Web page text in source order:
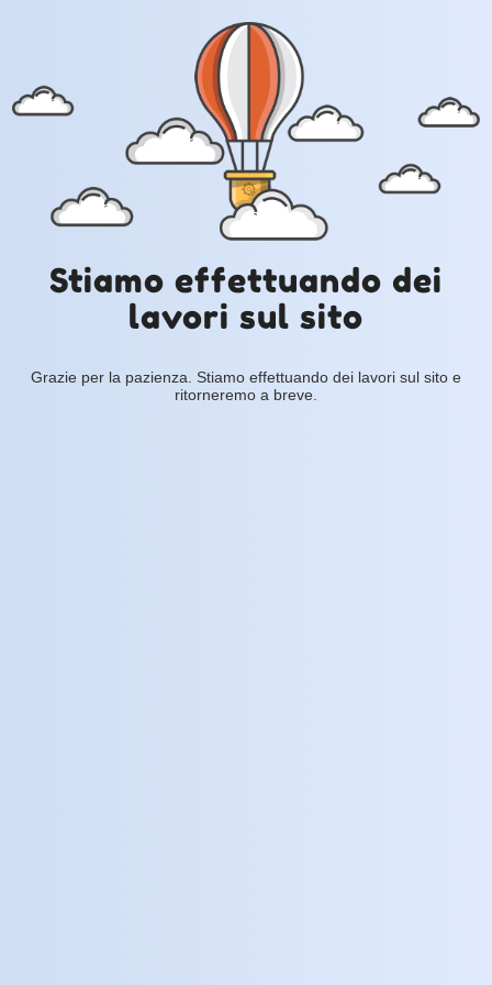
Stiamo effettuando dei
lavori sul sito
Grazie per la pazienza. Stiamo effettuando dei lavori sul sito e
ritorneremo a breve.